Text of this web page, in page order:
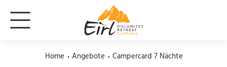
Home Angebote Campercard 7 Nächte